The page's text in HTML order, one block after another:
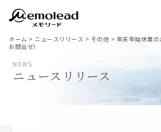
ホーム > ニュースリリース > その他 > 年末年始休業
お問合せ）
NEWS
ニュースリリース